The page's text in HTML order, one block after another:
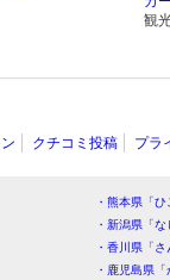
観
クチコミ投稿 プラ
・熊本県「
・新潟県「
・香川県「
・鹿児島県